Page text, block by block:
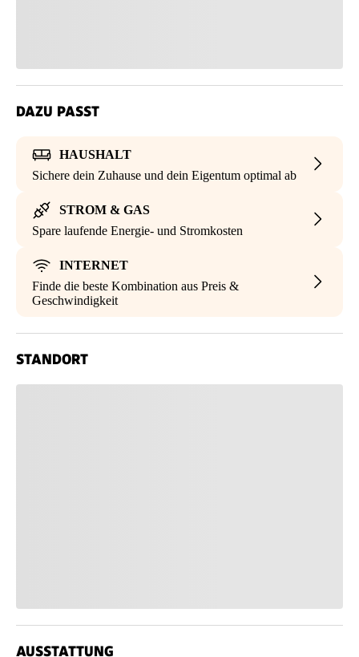
DAZU PASST
HAUSHALT
Sichere dein Zuhause und dein Eigentum optimal ab
STROM & GAS
Spare laufende Energie- und Stromkosten
INTERNET
Finde die beste Kombination aus Preis &
Geschwindigkeit
STANDORT
AUSSTATTUNG